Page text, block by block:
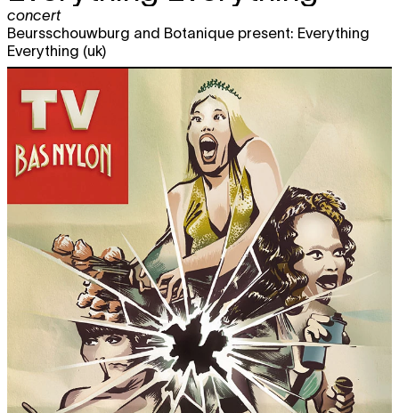
17.02
20:30
concert
concert
Beursschouwburg and Botanique present: Everything
Everything (uk)